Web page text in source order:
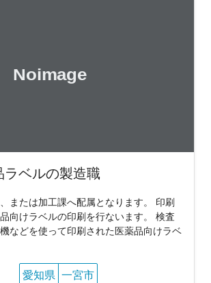
ラベルの製造職
または加工課へ配属となります。 印刷
向けラベルの印刷を行ないます。 検査
などを使って印刷された医薬品向けラベ
愛知県 一宮市